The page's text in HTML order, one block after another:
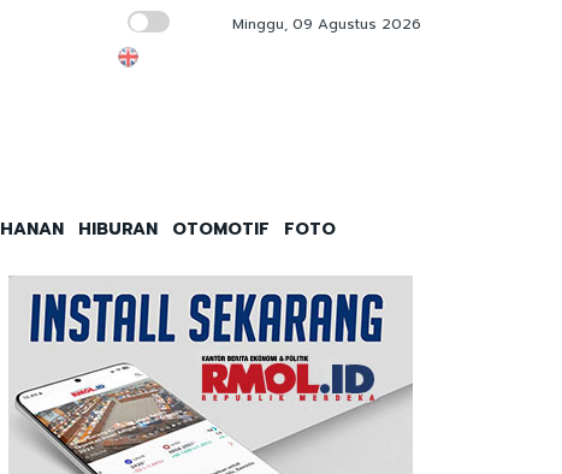
Kebakaran Hutan Kanada Mengganas, 20
Minggu, 09 Agustus 2026
HIBURAN OTOMOTIF FOTO